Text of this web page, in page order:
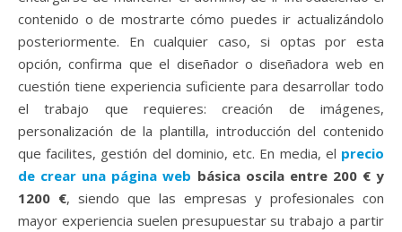
contenido o de mostrarte cómo puedes ir actualizándolo
posteriormente. En cualquier caso, si optas por esta
opción, confirma que el diseñador o diseñadora web en
cuestión tiene experiencia suficiente para desarrollar todo
el trabajo que requieres: creación de imágenes,
personalización de la plantilla, introducción del contenido
que facilites, gestión del dominio, etc. En media, el precio
de crear una página web básica oscila entre 200 € y
1200 €, siendo que las empresas y profesionales con
mayor experiencia suelen presupuestar su trabajo a partir